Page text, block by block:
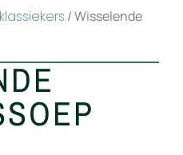
/ Wisselende